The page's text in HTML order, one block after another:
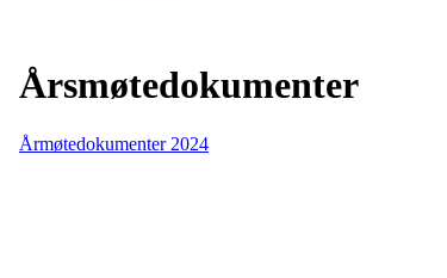
Årsmøtedokumenter
Årmøtedokumenter 2024